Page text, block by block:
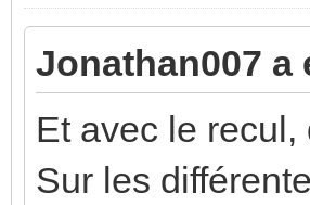
Jonathan007 a
Et avec le
Sur les